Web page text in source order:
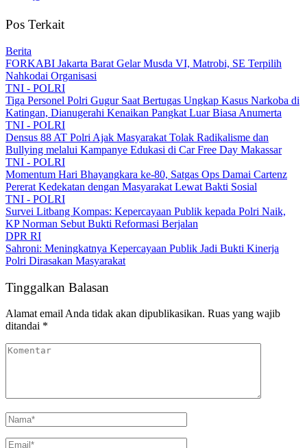
Pos Terkait
Berita
FORKABI Jakarta Barat Gelar Musda VI, Matrobi, SE Terpilih
Nahkodai Organisasi
TNI - POLRI
Tiga Personel Polri Gugur Saat Bertugas Ungkap Kasus Narkoba di
Katingan, Dianugerahi Kenaikan Pangkat Luar Biasa Anumerta
TNI - POLRI
Densus 88 AT Polri Ajak Masyarakat Tolak Radikalisme dan
Bullying melalui Kampanye Edukasi di Car Free Day Makassar
TNI - POLRI
Momentum Hari Bhayangkara ke-80, Satgas Ops Damai Cartenz
Pererat Kedekatan dengan Masyarakat Lewat Bakti Sosial
TNI - POLRI
Survei Litbang Kompas: Kepercayaan Publik kepada Polri Naik,
KP Norman Sebut Bukti Reformasi Berjalan
DPR RI
Sahroni: Meningkatnya Kepercayaan Publik Jadi Bukti Kinerja
Polri Dirasakan Masyarakat
Tinggalkan Balasan
Alamat email Anda tidak akan dipublikasikan. Ruas yang wajib
ditandai *